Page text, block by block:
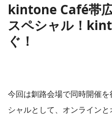
kintone Café帯
スペシャル！
ぐ！
今回は釧路会場で同時開催
シャルとして、オンライン